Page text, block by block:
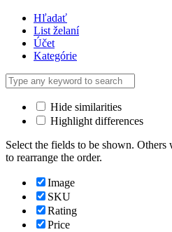
Hľadať
List želaní
Účet
Kategórie
Hide similarities
Highlight differences
Select the fields to be shown.
to rearrange the order.
Image
SKU
Rating
Price